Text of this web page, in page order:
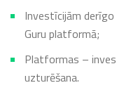
Investīcijām
Guru platformā;
Platformas –
uzturēšana.